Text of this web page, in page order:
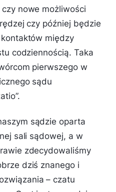
nowe możliwości
czy później będzie
między
codziennością. Taka
pierwszego w
sądu
sądzie oparta
sali sądowej, a w
zdecydowaliśmy
dziś znanego i
– czatu